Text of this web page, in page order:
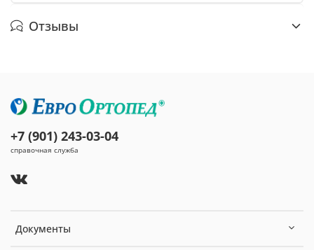
Отзывы
Документы
+7 (901) 243-03-04
справочная служба